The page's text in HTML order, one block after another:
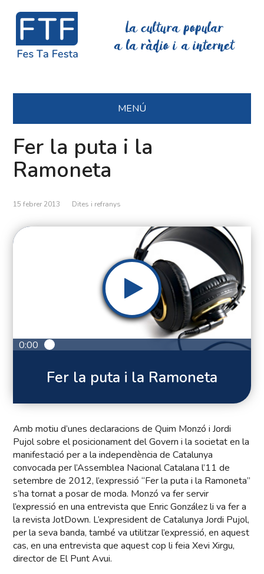
La cultura popular
a la ràdio i a internet
MENÚ
Fer la puta i la
Ramoneta
15 febrer 2013 Dites i refranys
0:00
Fer la puta i la Ramoneta
Amb motiu d’unes declaracions de Quim Monzó i Jordi
Pujol sobre el posicionament del Govern i la societat en la
manifestació per a la independència de Catalunya
convocada per l’Assemblea Nacional Catalana l’11 de
setembre de 2012, l’expressió “Fer la puta i la Ramoneta”
s’ha tornat a posar de moda. Monzó va fer servir
l’expressió en una entrevista que Enric González li va fer a
la revista JotDown. L’expresident de Catalunya Jordi Pujol,
per la seva banda, també va utilitzar l’expressió, en aquest
cas, en una entrevista que aquest cop li feia Xevi Xirgu,
director de El Punt Avui.